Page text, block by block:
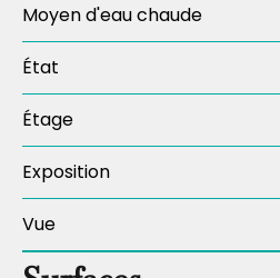
Moyen d'eau chaude
État
Étage
Exposition
Vue